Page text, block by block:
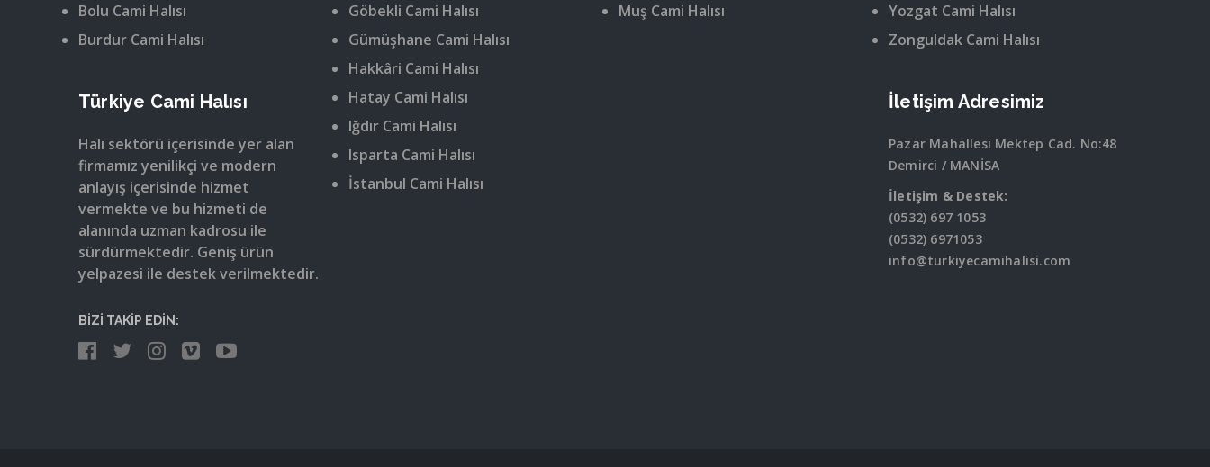
Bolu Cami Halısı
Burdur Cami Halısı
Türkiye Cami Halısı
Halı sektörü içerisinde yer alan
firmamız yenilikçi ve modern
anlayış içerisinde hizmet
vermekte ve bu hizmeti de
alanında uzman kadrosu ile
sürdürmektedir. Geniş ürün
yelpazesi ile destek verilmektedir.
BİZİ TAKİP EDİN:
Göbekli Cami Halısı
Gümüşhane Cami Halısı
Hakkâri Cami Halısı
Hatay Cami Halısı
Iğdır Cami Halısı
Isparta Cami Halısı
İstanbul Cami Halısı
Muş Cami Halısı
Yozgat Cami Halısı
Zonguldak Cami Halısı
İletişim Adresimiz
Pazar Mahallesi Mektep Cad. No:48
Demirci / MANİSA
İletişim & Destek:
(0532) 697 1053
(0532) 6971053
info@turkiyecamihalisi.com